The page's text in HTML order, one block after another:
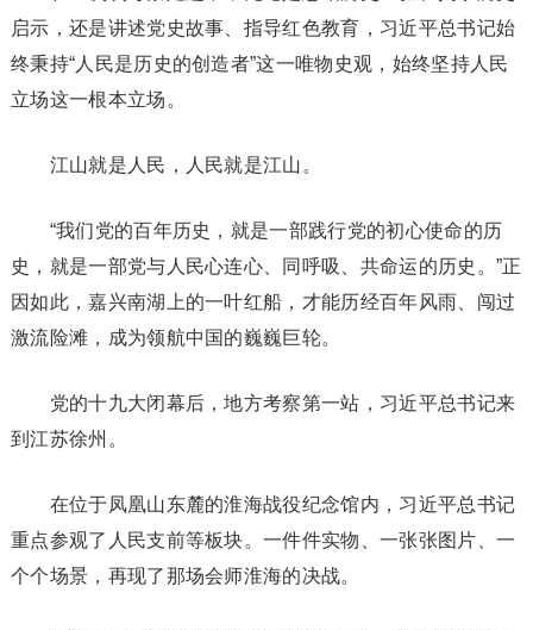
启示，还是讲述党史故事、指导红色教育，习近平总书记始
终秉持“人民是历史的创造者”这一唯物史观，始终坚持人民
立场这一根本立场。
江山就是人民，人民就是江山。
“我们党的百年历史，就是一部践行党的初心使命的历
史，就是一部党与人民心连心、同呼吸、共命运的历史。”正
因如此，嘉兴南湖上的一叶红船，才能历经百年风雨、闯过
激流险滩，成为领航中国的巍巍巨轮。
党的十九大闭幕后，地方考察第一站，习近平总书记来
到江苏徐州。
在位于凤凰山东麓的淮海战役纪念馆内，习近平总书记
重点参观了人民支前等板块。一件件实物、一张张图片、一
个个场景，再现了那场会师淮海的决战。